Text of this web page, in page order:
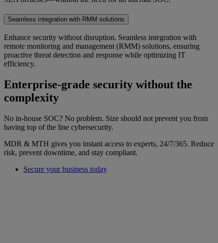
Seamless integration with RMM solutions
Enhance security without disruption. Seamless integration with
remote monitoring and management (RMM) solutions, ensuring
proactive threat detection and response while optimizing IT
efficiency.
Enterprise-grade security without the
complexity
No in-house SOC? No problem. Size should not prevent you from
having top of the line cybersecurity.
MDR & MTH gives you instant access to experts, 24/7/365. Reduce
risk, prevent downtime, and stay compliant.
Secure your business today